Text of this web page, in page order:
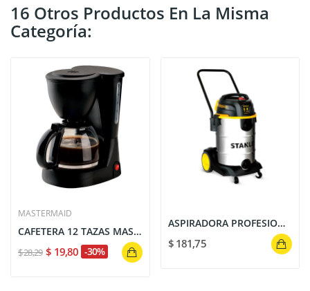
16 Otros Productos En La Misma
Categoría:
MASTERMAID
CAFETERA 12 TAZAS MASTERMAID 750W NEGRO | IDEAL...
$ 28,29 $ 19,80 -30%
ASPIRADORA PROFESIONAL STANLEY SECO-HÚMEDO 8...
$ 181,75